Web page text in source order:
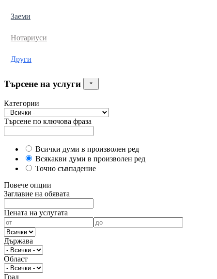
Заеми
Нотариуси
Други
Търсене на услуги
Категории
Търсене по ключова фраза
Всички думи в произволен ред
Всякакви думи в произволен ред
Точно съвпадение
Повече опции
Заглавие на обявата
Цената на услугата
Държава
Област
Град